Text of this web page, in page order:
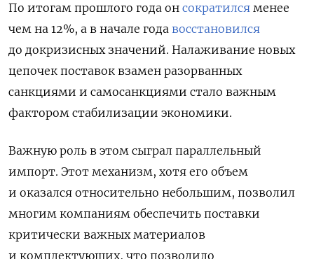
По итогам прошлого года он сократился менее
чем на 12%, а в начале года восстановился
до докризисных значений. Налаживание новых
цепочек поставок взамен разорванных
санкциями и самосанкциями стало важным
фактором стабилизации экономики.
Важную роль в этом сыграл параллельный
импорт. Этот механизм, хотя его объем
и оказался относительно небольшим, позволил
многим компаниям обеспечить поставки
критически важных материалов
и комплектующих, что позволило